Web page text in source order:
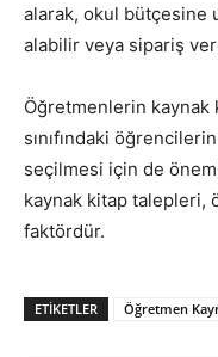
alarak, okul bütçesine
alabilir veya sipariş
Öğretmenlerin
sınıfındaki
seçilmesi için de
kaynak kitap talepleri,
faktördür.
ETIKETLER Öğretmen